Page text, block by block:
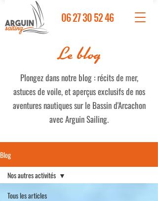
06 27 30 52 46
Le blog
Plongez dans notre blog : récits de mer,
astuces de voile, et aperçus exclusifs de nos
aventures nautiques sur le Bassin d'Arcachon
avec Arguin Sailing.
Blog
Tous les articles
Nos autres activités